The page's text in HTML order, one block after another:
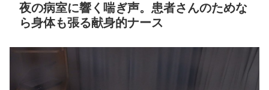
夜の病室に響く喘ぎ声。患者さんのためな
ら身体も張る献身的ナース